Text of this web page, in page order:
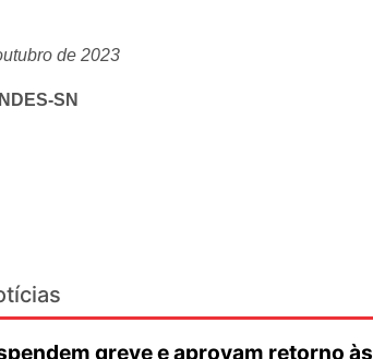
de 2023
SN
greve e aprovam retorno às